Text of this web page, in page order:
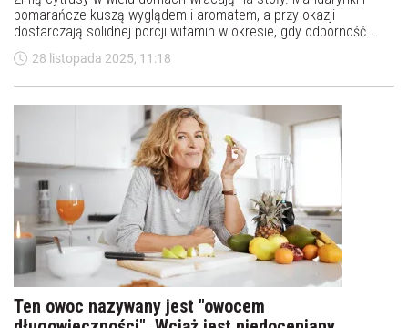
pomarańcze kuszą wyglądem i aromatem, a przy okazji
dostarczają solidnej porcji witamin w okresie, gdy odporność
najbardziej tego potrzebuje. Choć zarówno pomarańcze, jak i
mandarynki wydają się podobne, pod względem wartości
28 listopada 2025, 11:18
Ten owoc nazywany jest "owocem